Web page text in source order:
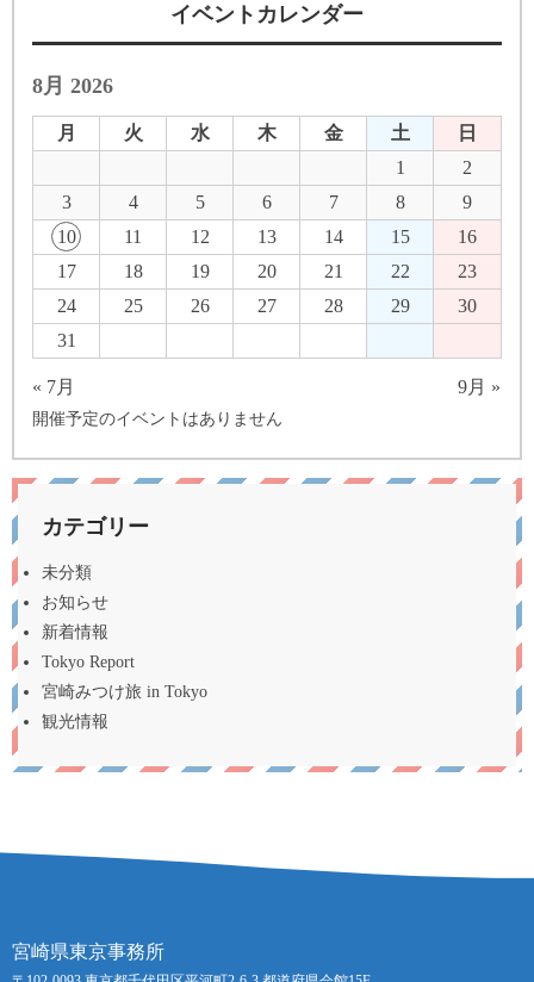
イベントカレンダー
8月 2026
月 火 水 木 金 土
日
1
2
3
4 5 6 7 8
9
10
11 12 13 14 15
16
17
18 19 20 21 22
23
24
25 26 27 28 29
30
31
« 7月 9月 »
開催予定のイベントはありません
カテゴリー
未分類
お知らせ
新着情報
Tokyo Report
宮崎みつけ旅 in Tokyo
観光情報
宮崎県東京事務所